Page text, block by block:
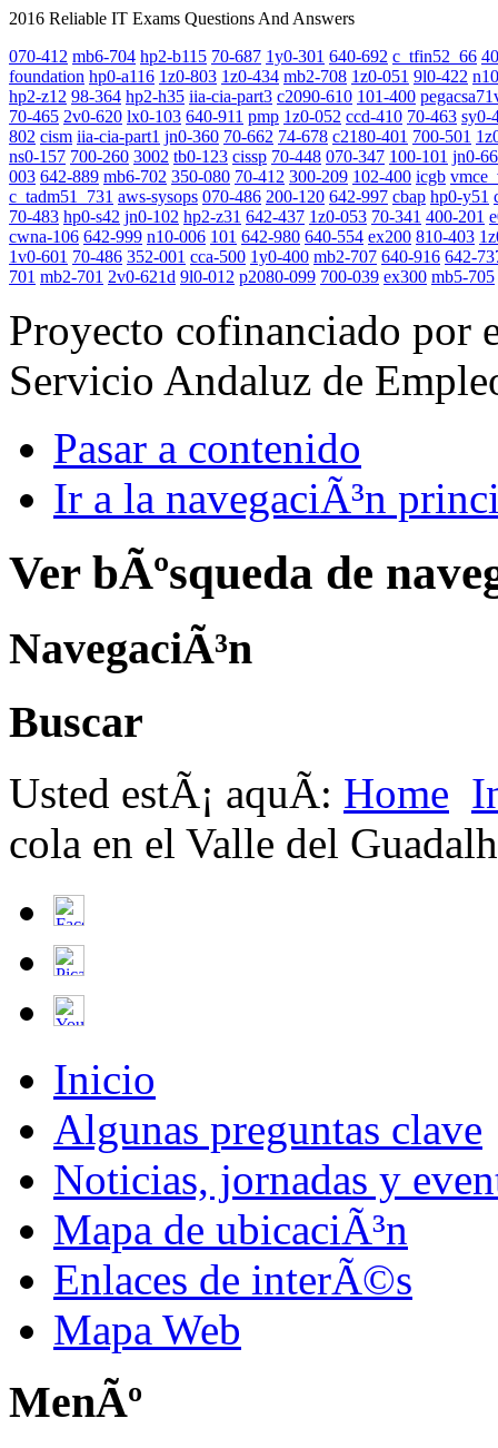
2016 Reliable IT Exams Questions And Answers
070-412 mb6-704 hp2-b115 70-687 1y0-301 640-692 c_tfin52_66
foundation hp0-a116 1z0-803 1z0-434 mb2-708 1z0-051 9l0-422
hp2-z12 98-364 hp2-h35 iia-cia-part3 c2090-610 101-400
70-465 2v0-620 lx0-103 640-911 pmp 1z0-052 ccd-410 70-463 sy0-
802 cism iia-cia-part1 jn0-360 70-662 74-678 c2180-401 700-501
ns0-157 700-260 3002 tb0-123 cissp 70-448 070-347 100-101 jn0-
003 642-889 mb6-702 350-080 70-412 300-209 102-400 icgb
c_tadm51_731 aws-sysops 070-486 200-120 642-997 cbap hp0-y51
70-483 hp0-s42 jn0-102 hp2-z31 642-437 1z0-053 70-341 400-201
cwna-106 642-999 n10-006 101 642-980 640-554 ex200 810-403
1v0-601 70-486 352-001 cca-500 1y0-400 mb2-707 640-916 642-
701 mb2-701 2v0-621d 9l0-012 p2080-099 700-039 ex300 mb5-705
Proyecto cofinanciado por
Servicio Andaluz de
Pasar a contenido
Ir a la navegaciÃ³n
Ver bÃºsqueda de
NavegaciÃ³n
Buscar
Usted estÃ¡ aquÃ­: Home
cola en el Valle del
Inicio
Algunas preguntas clave
Noticias, jornadas y
Mapa de ubicaciÃ³n
Enlaces de interÃ©s
Mapa Web
MenÃº